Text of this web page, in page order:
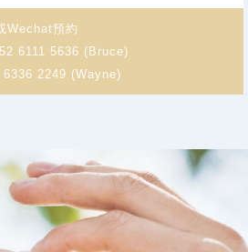
Wechat預約
6111 5636 (Bruce)
2249 (Wayne)